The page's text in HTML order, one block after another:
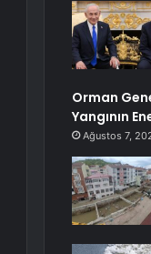
Orman
Yangının
Ağustos 7,